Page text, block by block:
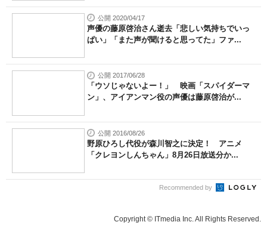
公開 2020/04/17
声優の藤原啓治さん逝去「悲しい気持ちでいっ
ぱい」「また声が聞けると思ってた」ファ...
公開 2017/06/28
「ウソじゃないよー！」 映画「スパイダーマ
ン」、アイアンマン役の声優は藤原啓治が...
公開 2016/08/26
野原ひろし代役が森川智之に決定！ アニメ
「クレヨンしんちゃん」8月26日放送分か...
Recommended by
Copyright © ITmedia Inc. All Rights Reserved.